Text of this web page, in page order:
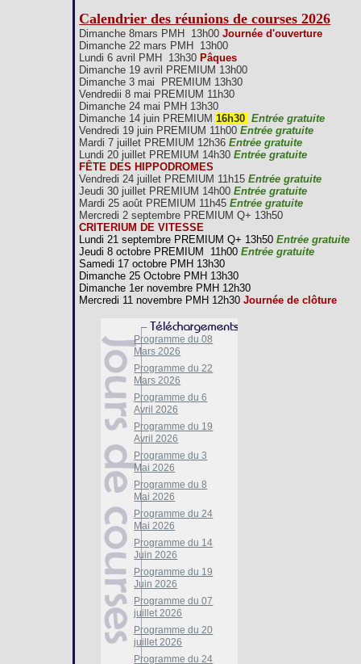
Calendrier des réunions de courses 2026
Dimanche 8mars PMH 13h00Journée d'ouverture
Dimanche 22 mars PMH 13h00
Lundi 6 avril PMH 13h30 Pâques
Dimanche 19 avril PREMIUM 13h00
Dimanche 3 mai PREMIUM 13h30
Vendredii 8 mai PREMIUM 11h30
Dimanche 24 mai PMH 13h30
Dimanche 14 juin PREMIUM16h30 Entrée gratuite
Vendredi 19 juin PREMIUM 11h00Entrée gratuite
Mardi 7 juillet PREMIUM 12h36Entrée gratuite
Lundi 20 juillet PREMIUM 14h30Entrée gratuite
FÊTE DES HIPPODROMES
Vendredi 24 juillet PREMIUM 11h15Entrée gratuite
Jeudi 30 juillet PREMIUM 14h00 Entrée gratuite
Mardi 25 août PREMIUM 11h45Entrée gratuite
Mercredi 2 septembre PREMIUM Q+ 13h50
CRITERIUM DE VITESSE
Lundi 21 septembre PREMIUM Q+ 13h50Entrée gratuite
Jeudi 8 octobre PREMIUM 11h00Entrée gratuite
Samedi 17 octobre PMH 13h30
Dimanche 25 Octobre PMH 13h30
Dimanche 1er novembre PMH 12h30
Mercredi 11 novembre PMH 12h30Journée de clôture
Programme du 08
Mars 2026
Programme du 22
Mars 2026
Programme du 6
Avril 2026
Programme du 19
Avril 2026
Programme du 3
Mai 2026
Programme du 8
Mai 2026
Programme du 24
Mai 2026
Programme du 14
Juin 2026
Programme du 19
Juin 2026
Programme du 07
juillet 2026
Programme du 20
juillet 2026
Programme du 24